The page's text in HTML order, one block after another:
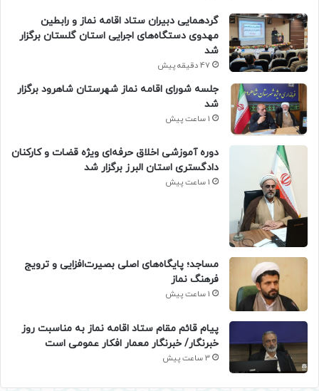
گردهمایی دبیران ستاد اقامه نماز و رابطین
مهدوی دستگاه‌های اجرایی استان گلستان برگزار
شد
47 دقیقه پیش
جلسه شورای اقامه نماز شهرستان شاهرود برگزار
شد
1 ساعت پیش
دوره آموزشی اخلاق حرفه‌ای ویژه قضات و کارکنان
دادگستری استان البرز برگزار شد
1 ساعت پیش
​مساجد؛ پایگاه‌های اصلی بصیرت‌افزایی و ترویج
فرهنگ نماز
1 ساعت پیش
پیام قائم مقام ستاد اقامه نماز به مناسبت روز
خبرنگار/ خبرنگار معمار افکار عمومی است
3 ساعت پیش